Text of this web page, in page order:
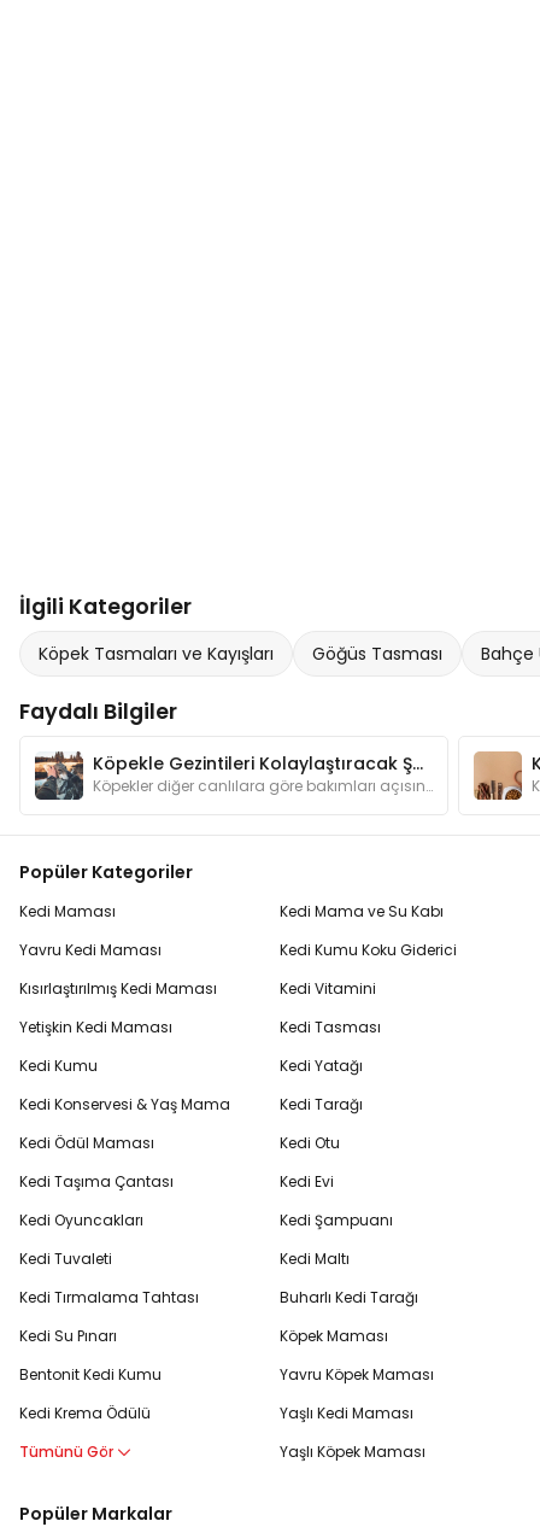
İlgili Kategoriler
Köpek Tasmaları ve Kayışları Göğüs Tasması Bahçe
Faydalı Bilgiler
Köpekle Gezintileri Kolaylaştıracak Şeyler
Köpekler diğer canlılara göre bakımları açısından bizlere daha bağımlı hayvanlardır. Gezintilere çıkarken dikkat etmemiz gerekenleri biliyor muyuz?
Popüler Kategoriler
Kedi Maması
Yavru Kedi Maması
Kısırlaştırılmış Kedi Maması
Yetişkin Kedi Maması
Kedi Kumu
Kedi Konservesi & Yaş Mama
Kedi Ödül Maması
Kedi Taşıma Çantası
Kedi Oyuncakları
Kedi Tuvaleti
Kedi Tırmalama Tahtası
Kedi Su Pınarı
Bentonit Kedi Kumu
Kedi Krema Ödülü
Tümünü Gör
Kedi Mama ve Su Kabı
Kedi Kumu Koku Giderici
Kedi Vitamini
Kedi Tasması
Kedi Yatağı
Kedi Tarağı
Kedi Otu
Kedi Evi
Kedi Şampuanı
Kedi Maltı
Buharlı Kedi Tarağı
Köpek Maması
Yavru Köpek Maması
Yaşlı Kedi Maması
Yaşlı Köpek Maması
Popüler Markalar